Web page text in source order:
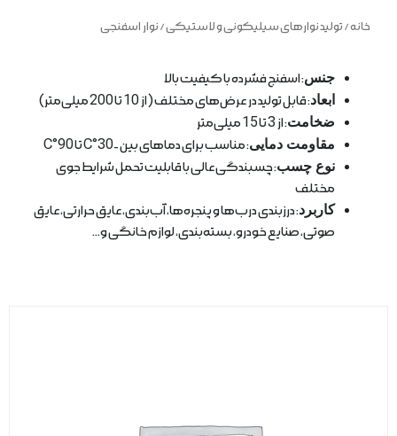
خانه/تولید نوارهای سیلیکونی و لاستیکی/ نوار اسفنجی
جنس: اسفنج فشرده با کیفیت بالا
ابعاد: قابل تولید در عرض‌های مختلف (از 10 تا 200 میلی‌متر)
ضخامت: از 3 تا 15 میلی‌متر
مقاومت دمایی: مناسب برای دماهای بین -30°C تا 90°C
نوع چسب: چسبندگی عالی با قابلیت تحمل شرایط جوی
مختلف
کاربرد: درزبندی درب‌ها و پنجره‌ها، آب‌بندی، عایق حرارتی، عایق
صوتی، صنایع خودرو، بسته‌بندی، لوازم خانگی و…